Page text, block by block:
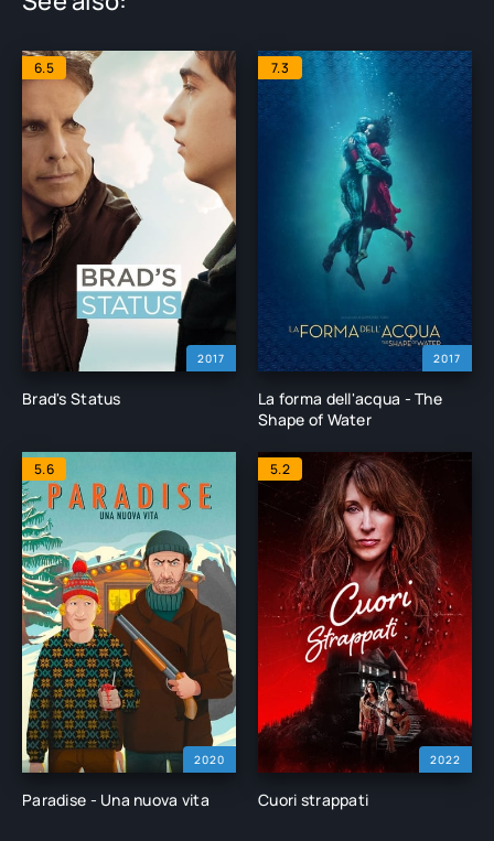
2017
6.5
Brad's Status
2017
7.3
La forma dell'acqua - The
Shape of Water
2020
5.6
Paradise - Una nuova vita
2022
5.2
Cuori strappati